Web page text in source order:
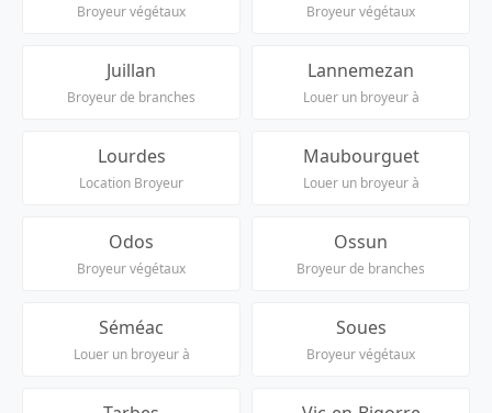
Broyeur végétaux Broyeur végétaux
Juillan
Broyeur de branches
Lannemezan
Louer un broyeur à
Lourdes
Location Broyeur
Maubourguet
Louer un broyeur à
Odos
Broyeur végétaux
Ossun
Broyeur de branches
Séméac
Louer un broyeur à
Soues
Broyeur végétaux